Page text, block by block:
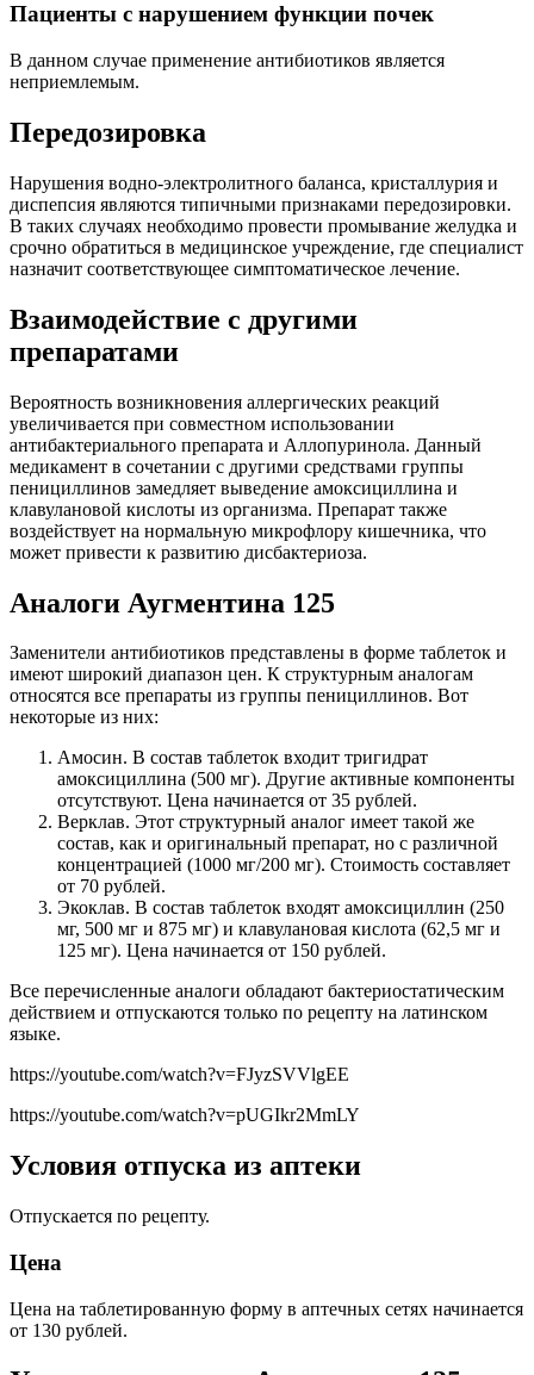
Пациенты с нарушением функции почек
В данном случае применение антибиотиков является
неприемлемым.
Передозировка
Нарушения водно-электролитного баланса, кристаллурия и
диспепсия являются типичными признаками передозировки.
В таких случаях необходимо провести промывание желудка и
срочно обратиться в медицинское учреждение, где специалист
назначит соответствующее симптоматическое лечение.
Взаимодействие с другими
препаратами
Вероятность возникновения аллергических реакций
увеличивается при совместном использовании
антибактериального препарата и Аллопуринола. Данный
медикамент в сочетании с другими средствами группы
пенициллинов замедляет выведение амоксициллина и
клавулановой кислоты из организма. Препарат также
воздействует на нормальную микрофлору кишечника, что
может привести к развитию дисбактериоза.
Аналоги Аугментина 125
Заменители антибиотиков представлены в форме таблеток и
имеют широкий диапазон цен. К структурным аналогам
относятся все препараты из группы пенициллинов. Вот
некоторые из них:
Амосин. В состав таблеток входит тригидрат
амоксициллина (500 мг). Другие активные компоненты
отсутствуют. Цена начинается от 35 рублей.
Верклав. Этот структурный аналог имеет такой же
состав, как и оригинальный препарат, но с различной
концентрацией (1000 мг/200 мг). Стоимость составляет
от 70 рублей.
Экоклав. В состав таблеток входят амоксициллин (250
мг, 500 мг и 875 мг) и клавулановая кислота (62,5 мг и
125 мг). Цена начинается от 150 рублей.
Все перечисленные аналоги обладают бактериостатическим
действием и отпускаются только по рецепту на латинском
языке.
https://youtube.com/watch?v=FJyzSVVlgEE
https://youtube.com/watch?v=pUGIkr2MmLY
Условия отпуска из аптеки
Отпускается по рецепту.
Цена
Цена на таблетированную форму в аптечных сетях начинается
от 130 рублей.